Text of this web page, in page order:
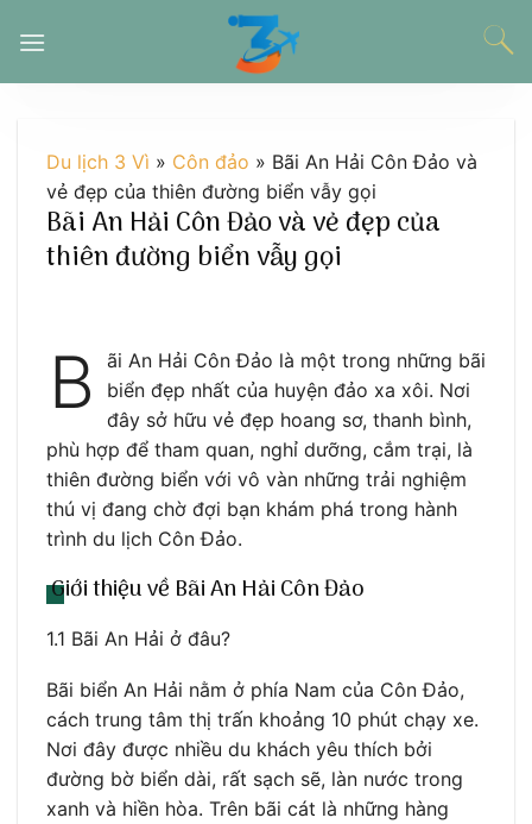
đến
Du lịch 3 Vì » Côn đảo » Bãi An Hải Côn Đảo và
vẻ đẹp của thiên đường biển vẫy gọi
Bãi An Hải Côn Đảo và vẻ đẹp của
thiên đường biển vẫy gọi
B
ãi An Hải Côn Đảo là một trong những bãi
biển đẹp nhất của huyện đảo xa xôi. Nơi
đây sở hữu vẻ đẹp hoang sơ, thanh bình,
phù hợp để tham quan, nghỉ dưỡng, cắm trại, là
thiên đường biển với vô vàn những trải nghiệm
thú vị đang chờ đợi bạn khám phá trong hành
trình du lịch Côn Đảo.
Giới thiệu về Bãi An Hải Côn Đảo
1.1 Bãi An Hải ở đâu?
Bãi biển An Hải nằm ở phía Nam của Côn Đảo,
cách trung tâm thị trấn khoảng 10 phút chạy xe.
Nơi đây được nhiều du khách yêu thích bởi
đường bờ biển dài, rất sạch sẽ, làn nước trong
xanh và hiền hòa. Trên bãi cát là những hàng